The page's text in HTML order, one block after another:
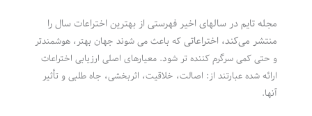
مجله تایم در سالهای اخیر فهرستی از بهترین اختراعات سال را
منتشر می‌کند، اختراعاتیکه باعث می شوند جهان بهتر، هوشمندتر
و حتی کمی سرگرم کننده تر شود. معیارهای اصلی ارزیابی اختراعات
ارائه شده عبارتند از: اصالت، خلاقیت، اثربخشی، جاه طلبی و تأثیر
آنها.